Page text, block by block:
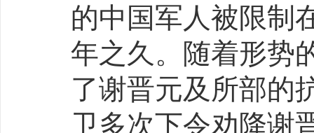
的中国军人被限制
年之久。随着形势
了谢晋元及所部的
卫多次下令劝降谢